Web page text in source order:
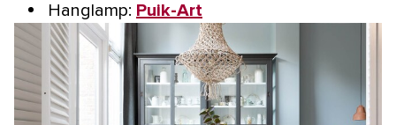
Hanglamp: Puik-Art